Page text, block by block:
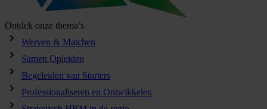
Ontdek onze thema’s
Werven & Matchen
Samen Opleiden
Begeleiden van Starters
Professionaliseren en Ontwikkelen